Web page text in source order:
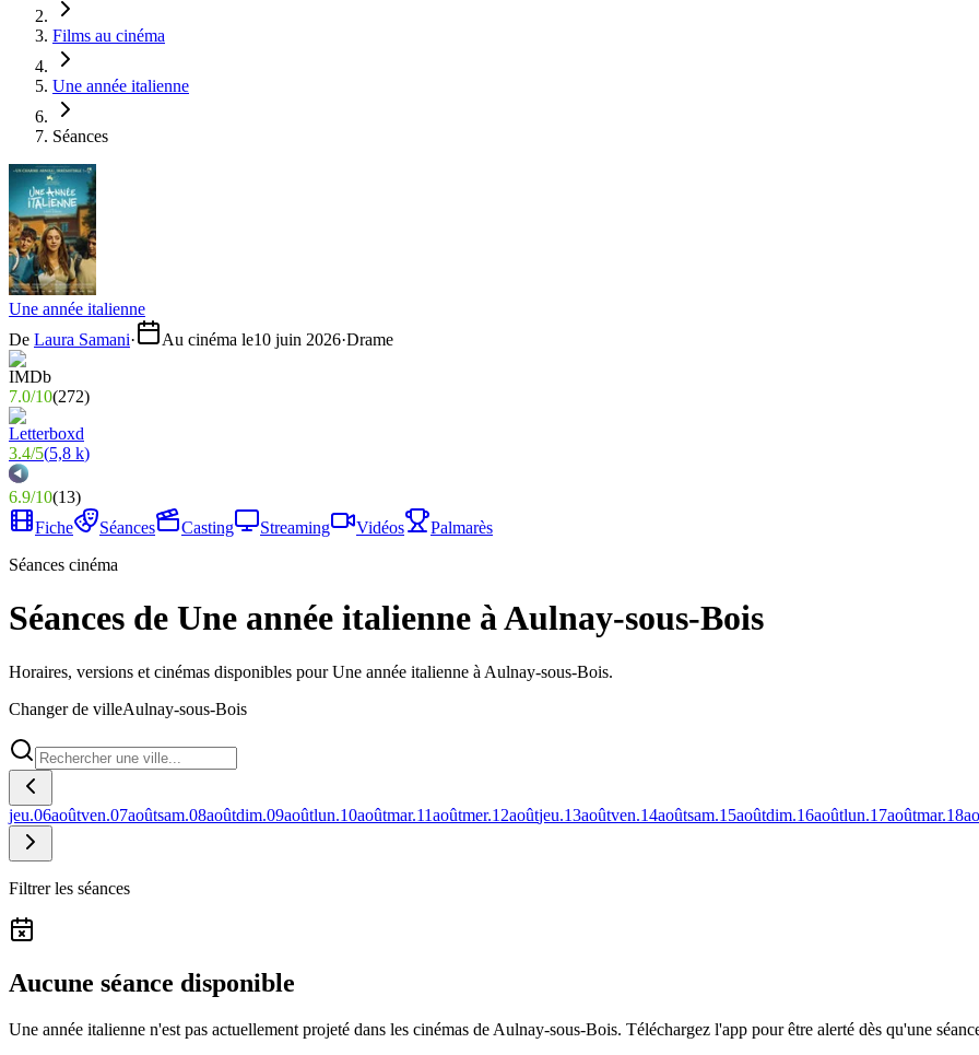
Films au cinéma
Une année italienne
Séances
Une année italienne
De Laura Samani· Au cinéma le10 juin 2026·Drame
7.0/10(272)
3.4/5(5,8 k)
6.9/10(13)
Fiche
Séances Casting Streaming Vidéos
Palmarès
Séances cinéma
Séances de Une année italienne à Aulnay-sous-Bois
Horaires, versions et cinémas disponibles pour Une année italienne à Aulnay-sous-Bois.
Changer de villeAulnay-sous-Bois
jeu.06aoûtven.07aoûtsam.08aoûtdim.09aoûtlun.10aoûtmar.11aoûtmer.12aoûtjeu.13aoûtven.14aoûtsam.15aoûtdim.16aoûtlun.17aoûtmar.18
Filtrer les séances
Aucune séance disponible
Une année italienne n'est pas actuellement projeté dans les cinémas de Aulnay-sous-Bois. Téléchargez l'app pour être alerté dès qu'une